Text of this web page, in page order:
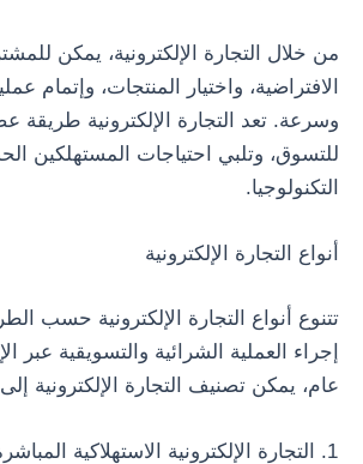
من خلال التجارة الإلكترونية، يمكن
الافتراضية، واختيار المنتجات، وإتمام
وسرعة. تعد التجارة الإلكترونية طريقة
للتسوق، وتلبي احتياجات المستهلكين
التكنولوجيا.
أنواع التجارة الإلكترونية
تتنوع أنواع التجارة الإلكترونية حسب
إجراء العملية الشرائية والتسويقية عبر
عام، يمكن تصنيف التجارة الإلكترونية إلى